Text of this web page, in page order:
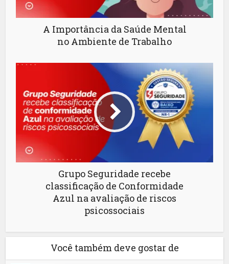
A Importância da Saúde Mental
no Ambiente de Trabalho
Grupo Seguridade recebe
classificação de Conformidade
Azul na avaliação de riscos
psicossociais
Você também deve gostar de